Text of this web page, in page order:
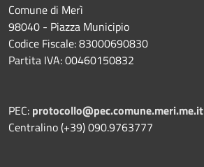
Comune di Merì
98040 - Piazza Municipio
Codice Fiscale: 83000690830
Partita IVA: 00460150832
PEC: protocollo@pec.comune.meri.me.it
Centralino (+39) 090.9763777